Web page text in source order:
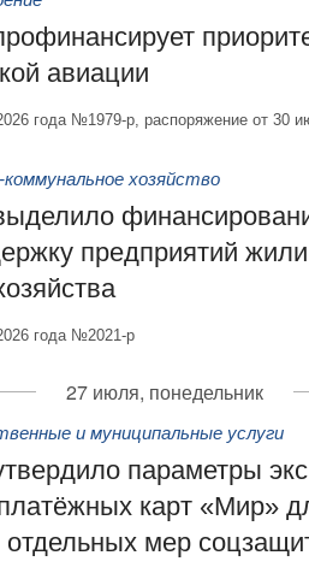
авиации
года №1979-р, распоряжение от 30
хозяйство
предприятий
года №2021-р
27 июля, понедельник
и муниципальные услуги
параметры
карт «Мир»
отдельных мер